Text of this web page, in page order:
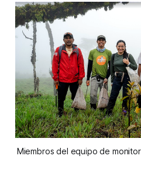
Miembros del equipo de